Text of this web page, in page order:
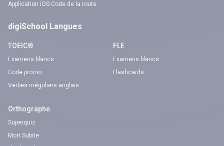
Application iOS Code de la route
digiSchool Langues
TOEIC®
Examens blancs
Code promo
Verbes irréguliers anglais
FLE
Examens blancs
Flashcards
Orthographe
Superquiz
Mort Subite